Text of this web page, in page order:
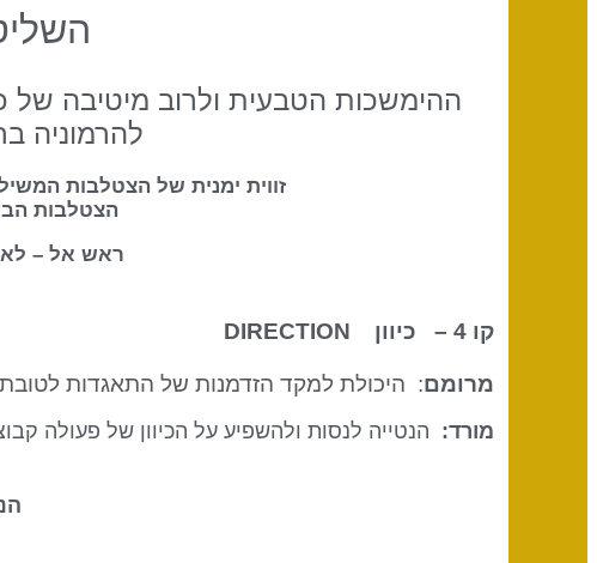
ההימשכות הטבעית ולרוב מיטיבה של
להרמוניה
הצטלבות
ראש אל –
קו 4 – כיוון DIRECTION
מרומם: היכולת למקד הזדמנות של התאגדות לטובת
מורד: הנטייה לנסות ולהשפיע על הכיוון של פעולה